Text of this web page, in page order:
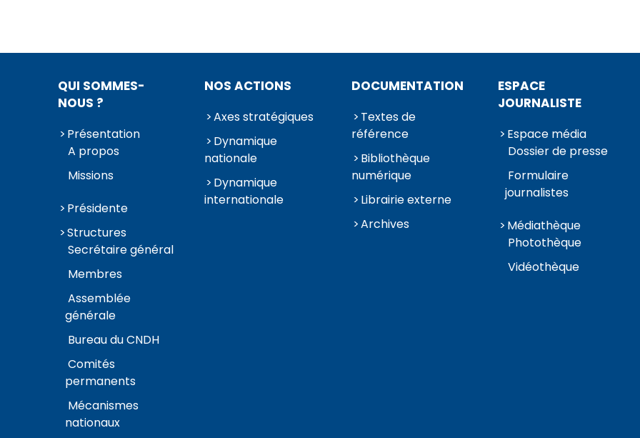
QUI SOMMES-
NOUS ?
Présentation
A propos
Missions
Présidente
Structures
Secrétaire général
Membres
Assemblée
générale
Bureau du CNDH
Comités
permanents
Mécanismes
nationaux
NOS ACTIONS
Axes stratégiques
Dynamique
nationale
Dynamique
internationale
DOCUMENTATION
Textes de
référence
Bibliothèque
numérique
Librairie externe
Archives
ESPACE
JOURNALISTE
Espace média
Dossier de presse
Formulaire
journalistes
Médiathèque
Photothèque
Vidéothèque